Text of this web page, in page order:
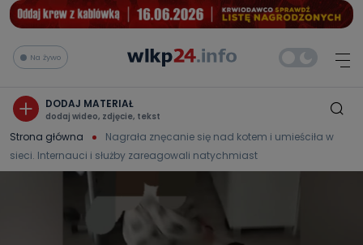
Na żywo
DODAJ MATERIAŁ
dodaj wideo, zdjęcie, tekst
Strona główna
Nagrała znęcanie się nad kotem i umieściła w
sieci. Internauci i służby zareagowali natychmiast